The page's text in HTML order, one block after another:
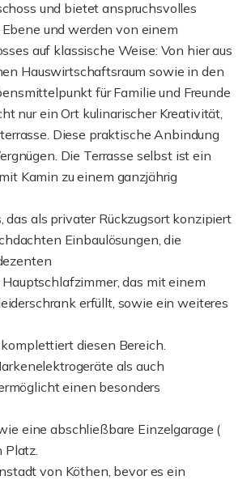
und bietet anspruchsvolles
und werden von einem
auf klassische Weise: Von hier aus
Hauswirtschaftsraum sowie in den
für Familie und Freunde
nur ein Ort kulinarischer Kreativität,
Diese praktische Anbindung
Die Terrasse selbst ist ein
Kamin zu einem ganzjährig
als privater Rückzugsort konzipiert
Einbaulösungen, die
das mit einem
erfüllt, sowie ein weiteres
diesen Bereich.
als auch
einen besonders
eine abschließbare Einzelgarage (
Platz.
von Köthen, bevor es ein